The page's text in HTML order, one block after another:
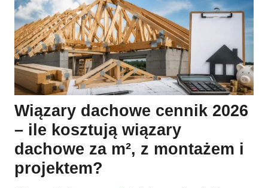
Wiązary dachowe cennik 2026
– ile kosztują wiązary
dachowe za m², z montażem i
projektem?